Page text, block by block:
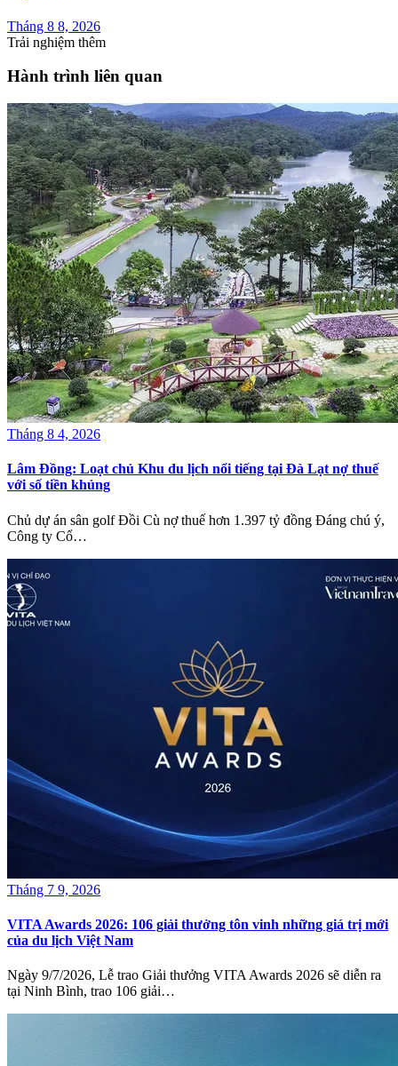
Tháng 8 8, 2026
Trải nghiệm thêm
Hành trình liên quan
Tháng 8 4, 2026
Lâm Đồng: Loạt chủ Khu du lịch nổi tiếng tại Đà Lạt nợ thuế
với số tiền khủng
Chủ dự án sân golf Đồi Cù nợ thuế hơn 1.397 tỷ đồng Đáng chú ý,
Công ty Cổ…
Tháng 7 9, 2026
VITA Awards 2026: 106 giải thưởng tôn vinh những giá trị mới
của du lịch Việt Nam
Ngày 9/7/2026, Lễ trao Giải thưởng VITA Awards 2026 sẽ diễn ra
tại Ninh Bình, trao 106 giải…